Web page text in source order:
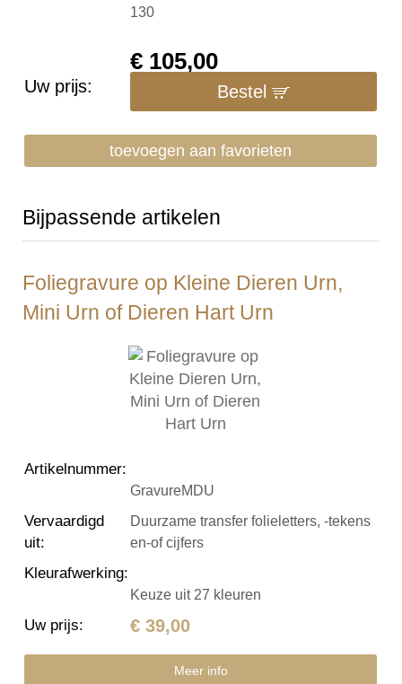
130
Uw prijs:
€ 105,00
Bestel
toevoegen aan favorieten
Bijpassende artikelen
Foliegravure op Kleine Dieren Urn,
Mini Urn of Dieren Hart Urn
Artikelnummer:
GravureMDU
Vervaardigd
uit:
Duurzame transfer folieletters, -tekens
en-of cijfers
Kleurafwerking:
Keuze uit 27 kleuren
Uw prijs: € 39,00
Meer info